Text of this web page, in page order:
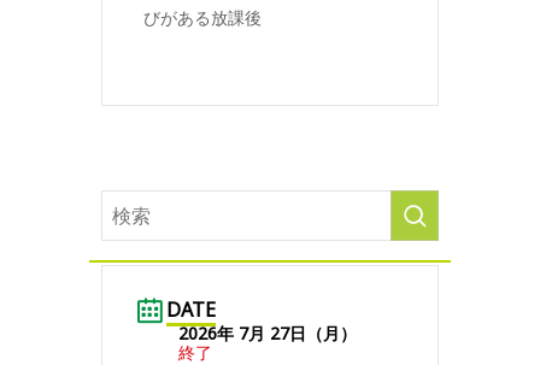
びがある放課後
DATE
2026年 7月 27日（月）
終了